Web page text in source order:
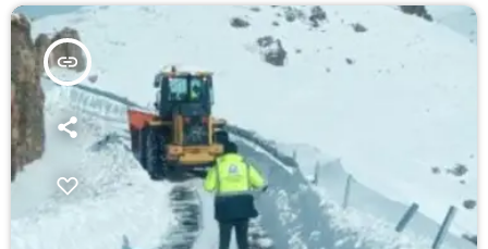
insert_link